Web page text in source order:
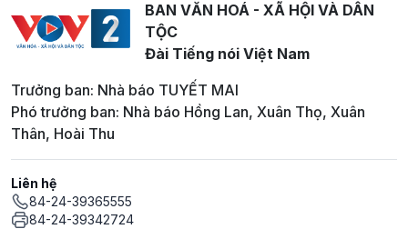
BAN VĂN HOÁ - XÃ HỘI VÀ DÂN
TỘC
Đài Tiếng nói Việt Nam
Trưởng ban: Nhà báo TUYẾT MAI
Phó trưởng ban: Nhà báo Hồng Lan, Xuân Thọ, Xuân
Thân, Hoài Thu
Liên hệ
84-24-39365555
84-24-39342724